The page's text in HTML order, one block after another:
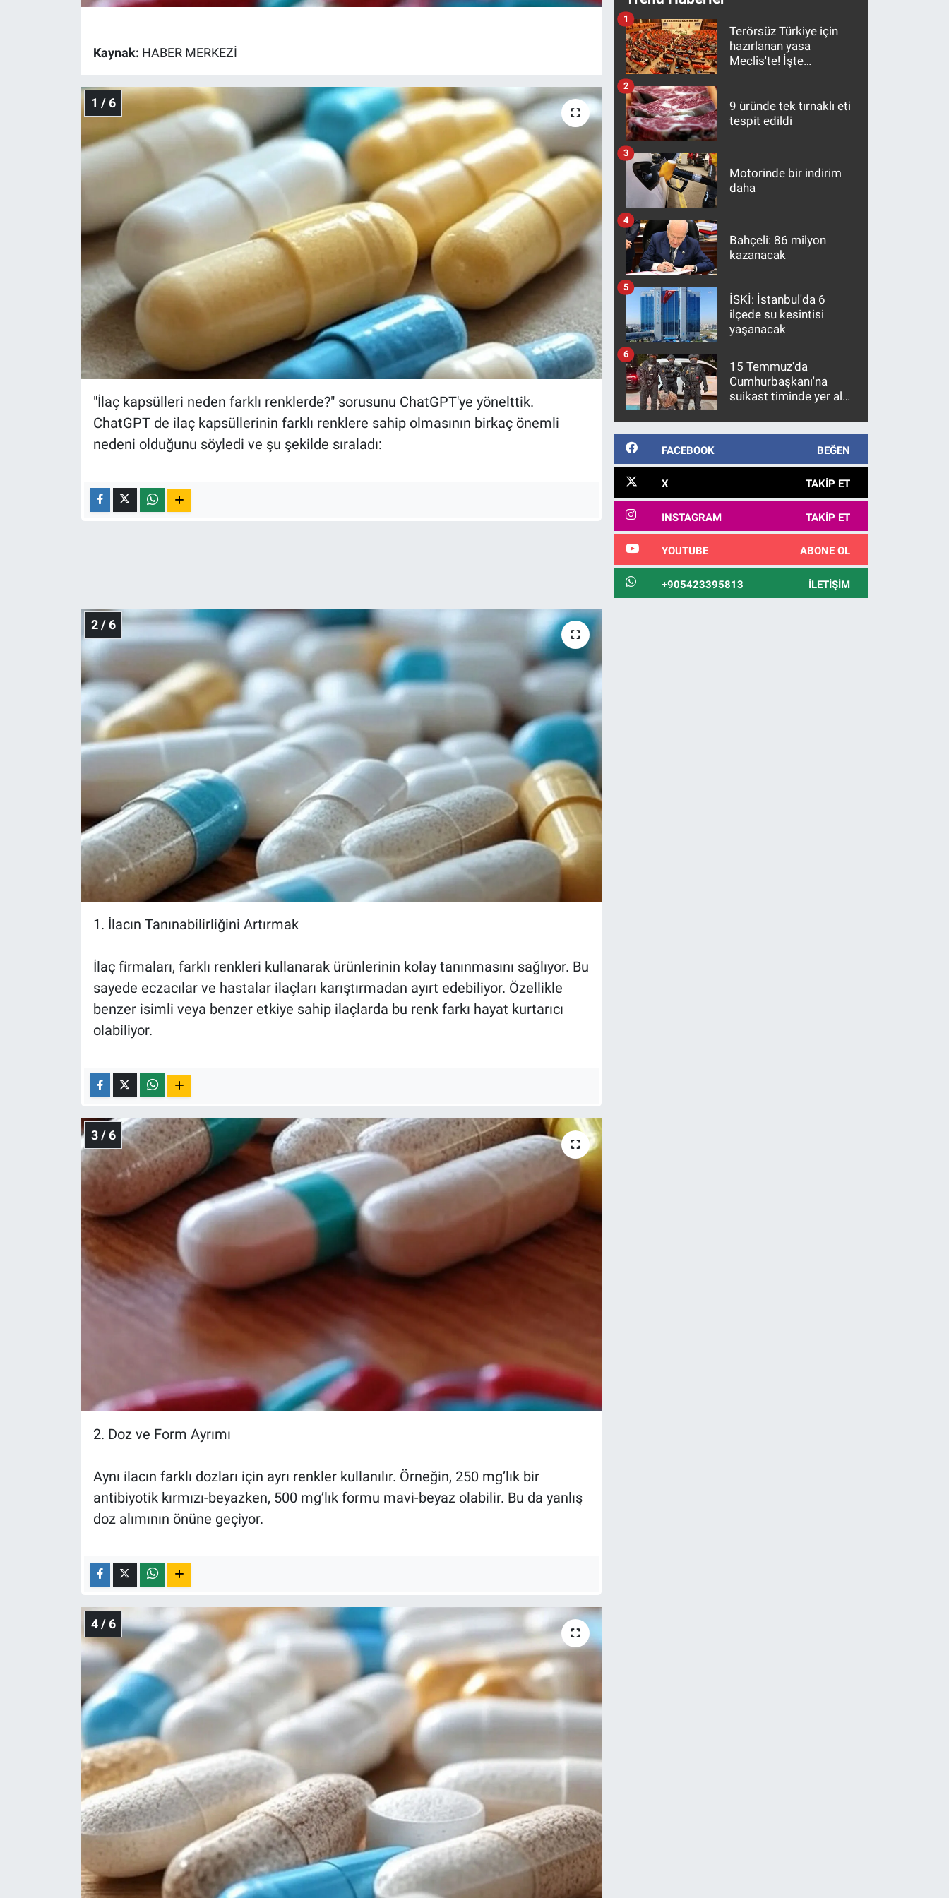
Kaynak: HABER MERKEZİ
1 / 6
"İlaç kapsülleri neden farklı renklerde?" sorusunu ChatGPT'ye yönelttik.
ChatGPT de ilaç kapsüllerinin farklı renklere sahip olmasının birkaç önemli
nedeni olduğunu söyledi ve şu şekilde sıraladı:
2 / 6
1. İlacın Tanınabilirliğini Artırmak
İlaç firmaları, farklı renkleri kullanarak ürünlerinin kolay tanınmasını sağlıyor. Bu
sayede eczacılar ve hastalar ilaçları karıştırmadan ayırt edebiliyor. Özellikle
benzer isimli veya benzer etkiye sahip ilaçlarda bu renk farkı hayat kurtarıcı
olabiliyor.
3 / 6
2. Doz ve Form Ayrımı
Aynı ilacın farklı dozları için ayrı renkler kullanılır. Örneğin, 250 mg’lık bir
antibiyotik kırmızı-beyazken, 500 mg’lık formu mavi-beyaz olabilir. Bu da yanlış
doz alımının önüne geçiyor.
4 / 6
Terörsüz Türkiye için
hazırlanan yasa
Meclis'te! İşte
1
9 üründe tek tırnaklı eti
tespit edildi
2
Motorinde bir indirim
daha
3
Bahçeli: 86 milyon
kazanacak
4
İSKİ: İstanbul'da 6
ilçede su kesintisi
yaşanacak
5
15 Temmuz'da
Cumhurbaşkanı'na
suikast timinde yer alan
10 yıl sonra yakalandı
6
FACEBOOK BEĞEN
X TAKIP ET
INSTAGRAM TAKIP ET
YOUTUBE ABONE OL
+905423395813 İLETIŞIM
Koronavirüs
Kültür Sanat
Ne demişti
Programlar
Yerel Gündem
Yerel Yaşam
Canlı Yayın